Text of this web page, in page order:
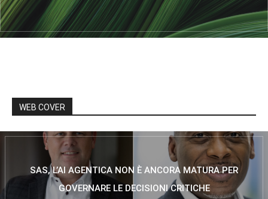
WEB COVER
SAS, L’AI AGENTICA NON È ANCORA MATURA PER
GOVERNARE LE DECISIONI CRITICHE